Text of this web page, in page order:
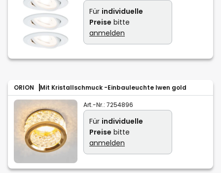
Für individuelle
Preise bitte
anmelden
ORION Mit Kristallschmuck -Einbauleuchte Iwen gold
Art.-Nr.: 7254896
Für individuelle
Preise bitte
anmelden